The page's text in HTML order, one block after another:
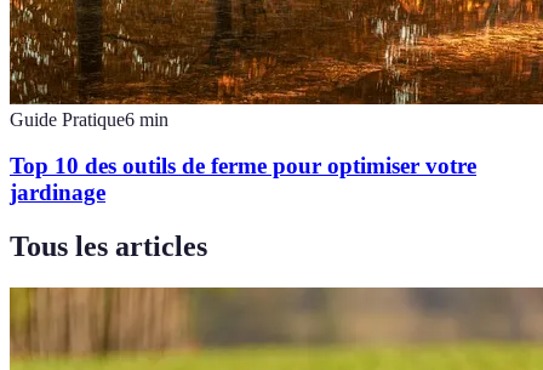
Guide Pratique6 min
Top 10 des outils de ferme pour optimiser votre
jardinage
Tous les articles